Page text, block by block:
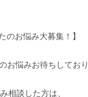
のお悩み大募集！】
お悩みお待ちしてお
相談した方は、